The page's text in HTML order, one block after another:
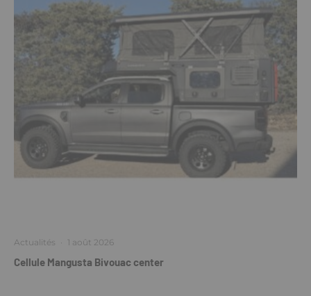
Actualités · 1 août 2026
Cellule Mangusta Bivouac center